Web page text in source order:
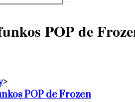
POP de
>
POP de Frozen